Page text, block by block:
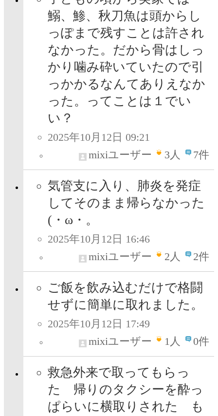
鰯、鯵、秋刀魚は頭からし
っぽまで残すことは許され
なかった。だから骨はしっ
かり噛み砕いていたので引
っかかるなんてありえなか
った。ってことは１でい
い？
2025年10月12日 09:21
mixiユーザー
3人 7件
気管支に入り、肺炎を発症
してそのまま帰らなかった
(・ω・。
2025年10月12日 16:46
mixiユーザー
2人 2件
ご飯を飲み込むだけで格闘
せずに簡単に取れました。
2025年10月12日 17:49
mixiユーザー
1人 0件
救急外来で取ってもらっ
た 帰りのタクシーを酔っ
ぱらいに横取りされた も